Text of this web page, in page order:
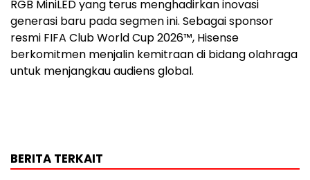
RGB MiniLED yang terus menghadirkan inovasi
generasi baru pada segmen ini. Sebagai sponsor
resmi FIFA Club World Cup 2026™, Hisense
berkomitmen menjalin kemitraan di bidang olahraga
untuk menjangkau audiens global.
BERITA TERKAIT